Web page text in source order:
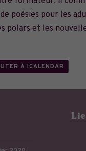
poésies pour les
polars et les
À ICALENDAR